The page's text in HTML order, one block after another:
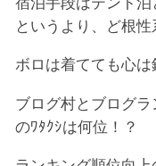
というより、ど根性
ボロは着てても心
ブログ村とブログ
のﾜﾀｸｼは何位！？